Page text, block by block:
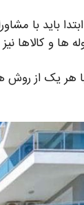
ابتدا باید با
ها و کالاها
هر یک از روش